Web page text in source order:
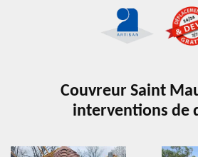
Couvreur Saint
interventions de